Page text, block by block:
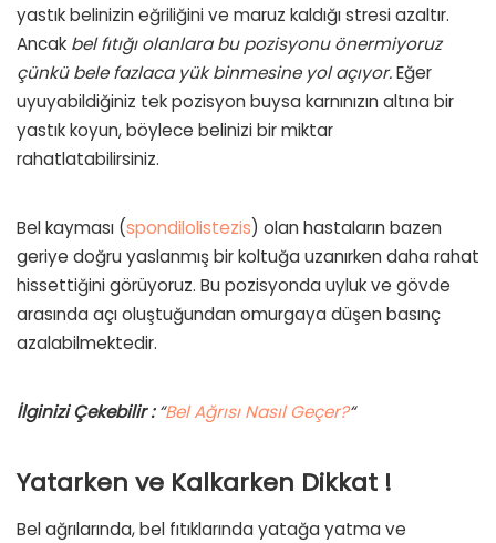
yastık belinizin eğriliğini ve maruz kaldığı stresi azaltır.
Ancak bel fıtığı olanlara bu pozisyonu önermiyoruz
çünkü bele fazlaca yük binmesine yol açıyor.Eğer
uyuyabildiğiniz tek pozisyon buysa karnınızın altına bir
yastık koyun, böylece belinizi bir miktar
rahatlatabilirsiniz.
Bel kayması (spondilolistezis) olan hastaların bazen
geriye doğru yaslanmış bir koltuğa uzanırken daha rahat
hissettiğini görüyoruz. Bu pozisyonda uyluk ve gövde
arasında açı oluştuğundan omurgaya düşen basınç
azalabilmektedir.
İlginizi Çekebilir :“Bel Ağrısı Nasıl Geçer?“
Yatarken ve Kalkarken Dikkat !
Bel ağrılarında, bel fıtıklarında yatağa yatma ve